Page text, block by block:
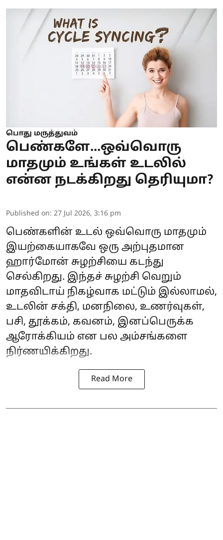
பொது மருத்துவம்
பெண்களே...ஒவ்வொரு
மாதமும் உங்கள் உடலில்
என்ன நடக்கிறது தெரியுமா?
Published on: 27 Jul 2026, 3:16 pm
பெண்களின் உடல் ஒவ்வொரு மாதமும்
இயற்கையாகவே ஒரு அற்புதமான
ஹார்மோன் சுழற்சியை கடந்து
செல்கிறது. இந்தச் சுழற்சி வெறும்
மாதவிடாய் நிகழ்வாக மட்டும் இல்லாமல்,
உடலின் சக்தி, மனநிலை, உணர்வுகள்,
பசி, தூக்கம், கவனம், இனப்பெருக்க
ஆரோக்கியம் என பல அம்சங்களை
நிர்ணயிக்கிறது.
Read More